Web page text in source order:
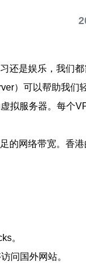
还是娱乐，我们
）可以帮助我们
拟服务器。每个
网络带宽。香
。
问国外网站。